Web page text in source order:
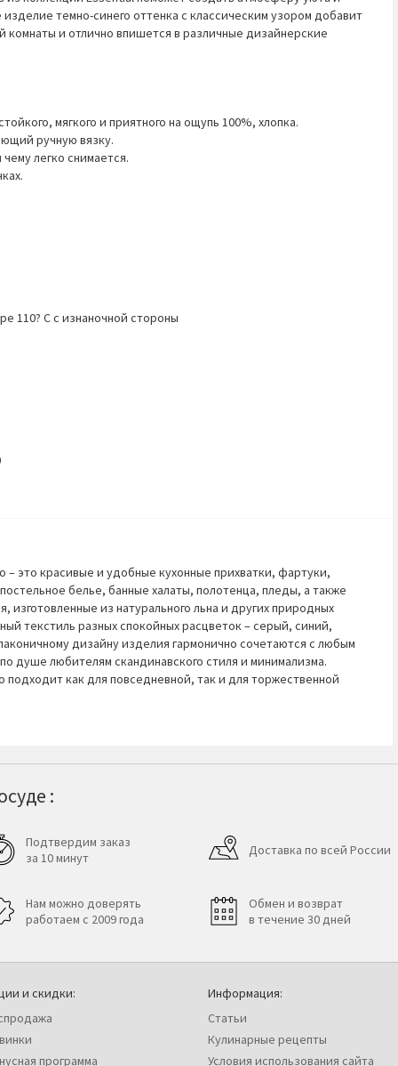
темно-синего оттенка с классическим узором добавит
и отлично впишется в различные дизайнерские
мягкого и приятного на ощупь 100%, хлопка.
ручную вязку.
легко снимается.
110? C с изнаночной стороны
– это красивые и удобные кухонные прихватки, фартуки,
белье, банные халаты, полотенца, пледы, а также
из натурального льна и других природных
текстиль разных спокойных расцветок – серый, синий,
дизайну изделия гармонично сочетаются с любым
душе любителям скандинавского стиля и минимализма.
подходит как для повседневной, так и для торжественной
:
Подтвердим заказ
за 10 минут
Нам можно доверять
работаем с 2009 года
Доставка по всей России
Обмен и возврат
в течение 30 дней
и скидки:
программа
Информация:
Статьи
Кулинарные рецепты
Условия использования сайта